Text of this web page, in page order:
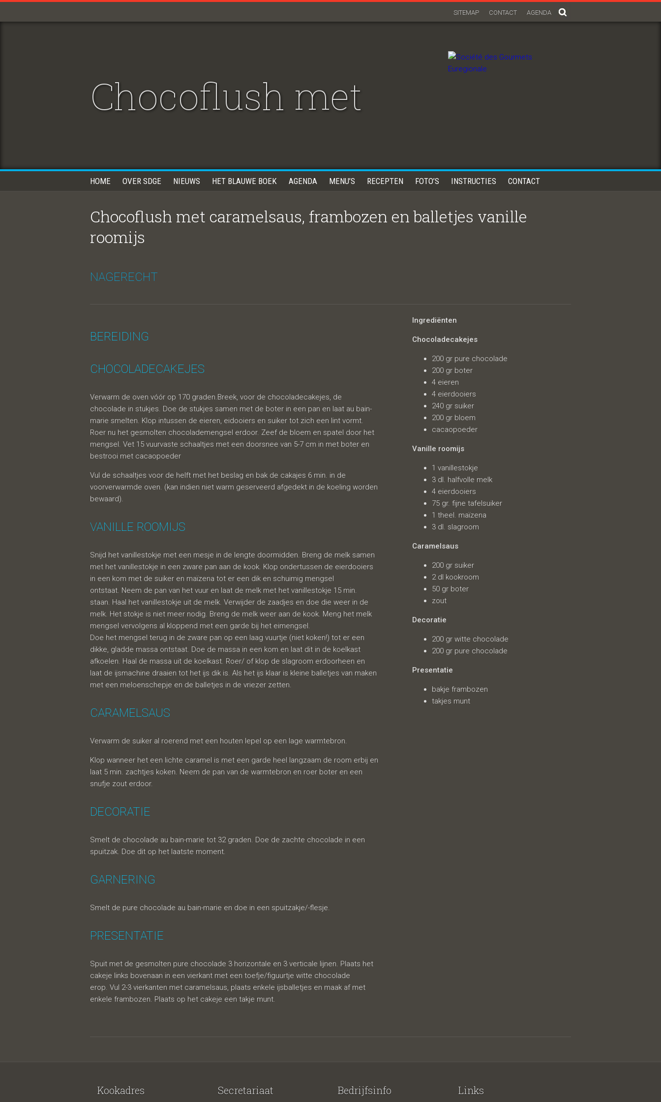
AGENDA
CONTACT
SITEMAP
Chocoflush met
caramelsaus, frambozen en
balletjes vanille roomijs
HOME OVER SDGE NIEUWS HET BLAUWE BOEK AGENDA MENU’S RECEPTEN FOTO’S INSTRUCTIES CONTACT
Chocoflush met caramelsaus, frambozen en balletjes vanille
roomijs
NAGERECHT
BEREIDING
CHOCOLADECAKEJES
Verwarm de oven vóór op 170 graden.Breek, voor de chocoladecakejes, de
chocolade in stukjes. Doe de stukjes samen met de boter in een pan en laat au bain-
marie smelten. Klop intussen de eieren, eidooiers en suiker tot zich een lint vormt.
Roer nu het gesmolten chocolademengsel erdoor. Zeef de bloem en spatel door het
mengsel. Vet 15 vuurvaste schaaltjes met een doorsnee van 5-7 cm in met boter en
bestrooi met cacaopoeder
Vul de schaaltjes voor de helft met het beslag en bak de cakajes 6 min. in de
voorverwarmde oven. (kan indien niet warm geserveerd afgedekt in de koeling worden
bewaard).
VANILLE ROOMIJS
Snijd het vanillestokje met een mesje in de lengte doormidden. Breng de melk samen
met het vanillestokje in een zware pan aan de kook. Klop ondertussen de eierdooiers
in een kom met de suiker en maïzena tot er een dik en schuimig mengsel
ontstaat. Neem de pan van het vuur en laat de melk met het vanillestokje 15 min.
staan. Haal het vanillestokje uit de melk. Verwijder de zaadjes en doe die weer in de
melk. Het stokje is niet meer nodig. Breng de melk weer aan de kook. Meng het melk
mengsel vervolgens al kloppend met een garde bij het eimengsel.
Doe het mengsel terug in de zware pan op een laag vuurtje (niet koken!) tot er een
dikke, gladde massa ontstaat. Doe de massa in een kom en laat dit in de koelkast
afkoelen. Haal de massa uit de koelkast. Roer/ of klop de slagroom erdoorheen en
laat de ijsmachine draaien tot het ijs dik is. Als het ijs klaar is kleine balletjes van maken
met een meloenschepje en de balletjes in de vriezer zetten.
CARAMELSAUS
Verwarm de suiker al roerend met een houten lepel op een lage warmtebron.
Klop wanneer het een lichte caramel is met een garde heel langzaam de room erbij en
laat 5 min. zachtjes koken. Neem de pan van de warmtebron en roer boter en een
snufje zout erdoor.
DECORATIE
Smelt de chocolade au bain-marie tot 32 graden. Doe de zachte chocolade in een
spuitzak. Doe dit op het laatste moment.
GARNERING
Smelt de pure chocolade au bain-marie en doe in een spuitzakje/-flesje.
PRESENTATIE
Spuit met de gesmolten pure chocolade 3 horizontale en 3 verticale lijnen. Plaats het
cakeje links bovenaan in een vierkant met een toefje/figuurtje witte chocolade
erop. Vul 2-3 vierkanten met caramelsaus, plaats enkele ijsballetjes en maak af met
enkele frambozen. Plaats op het cakeje een takje munt.
Ingrediënten
Chocoladecakejes
200 gr pure chocolade
200 gr boter
4 eieren
4 eierdooiers
240 gr suiker
200 gr bloem
cacaopoeder
Vanille roomijs
1 vanillestokje
3 dl. halfvolle melk
4 eierdooiers
75 gr. fijne tafelsuiker
1 theel. maïzena
3 dl. slagroom
Caramelsaus
200 gr suiker
2 dl kookroom
50 gr boter
zout
Decoratie
200 gr witte chocolade
200 gr pure chocolade
Presentatie
bakje frambozen
takjes munt
Kookadres Secretariaat Bedrijfsinfo Links